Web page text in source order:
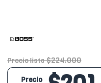
Precio lista $224.000
Precio